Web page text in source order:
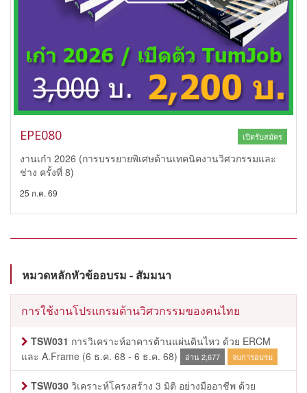
EPE080 เปิดรับสมัคร
งานเก๋า 2026 (การบรรยายพิเศษด้านเทคนิคงานวิศวกรรมและ
ช่าง ครั้งที่ 8)
25 ก.ค. 69
หมวดหลักหัวข้ออบรม - สัมมนา
การใช้งานโปรแกรมด้านวิศวกรรมของคนไทย
TSW031 การวิเคราะห์อาคารต้านแผ่นดินไหว ด้วย ERCM
และ A.Frame (6 ธ.ค. 68 - 6 ธ.ค. 68) อ่าน 2,677 จบการอบรม
TSW030 วิเคราะห์โครงสร้าง 3 มิติ อย่างมืออาชีพ ด้วย